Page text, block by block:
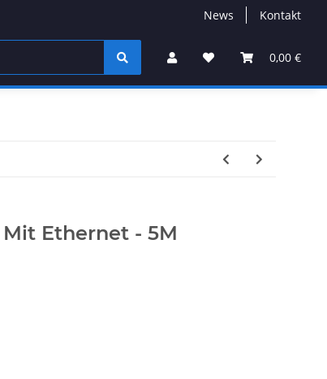
News Kontakt
0,00 €
Ethernet - 5M